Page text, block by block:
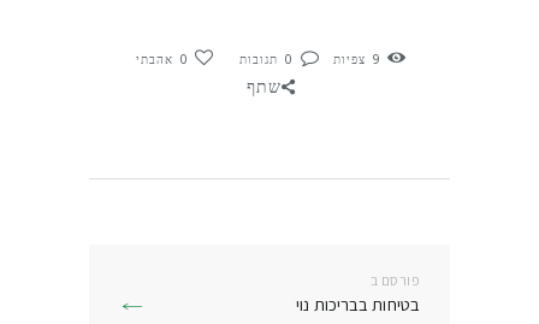
9 צפיות 0 תגובות 0 אהבתי
שתף
פורסם ב
בפוסט:
בטיחות בבריכות נוי